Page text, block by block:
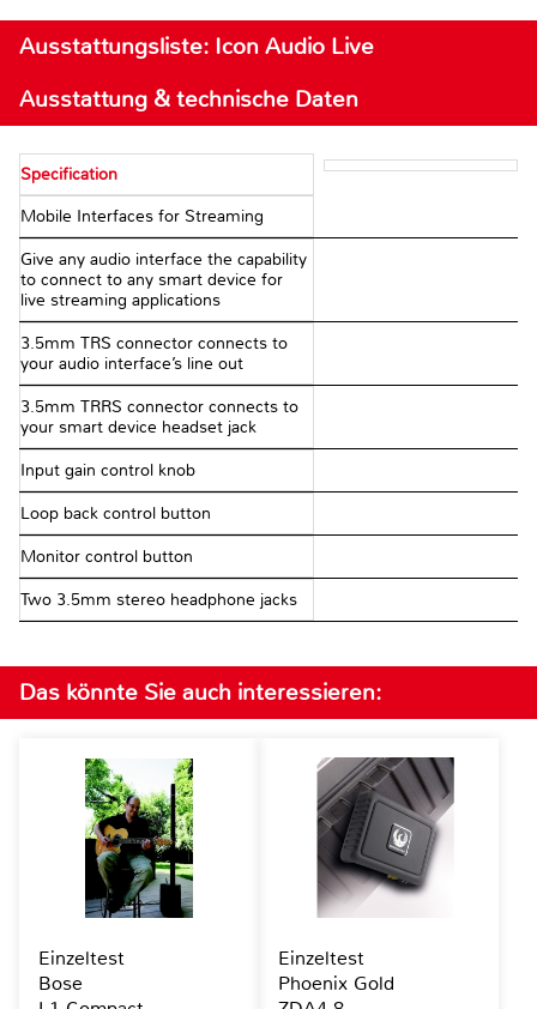
Ausstattungsliste: Icon Audio Live
Ausstattung & technische Daten
Specification
Mobile Interfaces for Streaming
Give any audio interface the capability
to connect to any smart device for
live streaming applications
3.5mm TRS connector connects to
your audio interface’s line out
3.5mm TRRS connector connects to
your smart device headset jack
Input gain control knob
Loop back control button
Monitor control button
Two 3.5mm stereo headphone jacks
Das könnte Sie auch interessieren:
Einzeltest
Bose
Einzeltest
Phoenix Gold